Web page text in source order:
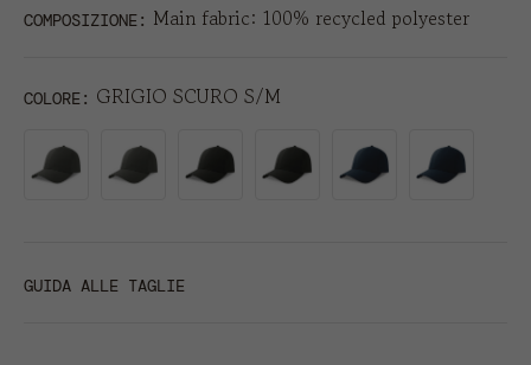
COMPOSIZIONE: Main fabric: 100% recycled polyester
COLORE GRIGIO SCURO S/M
GUIDA ALLE TAGLIE